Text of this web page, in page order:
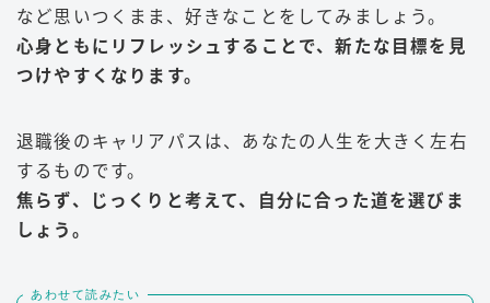
など思いつくまま、好きなことをしてみましょう。
心身ともにリフレッシュすることで、新たな目標を見
つけやすくなります。
退職後のキャリアパスは、あなたの人生を大きく左右
するものです。
焦らず、じっくりと考えて、自分に合った道を選びま
しょう。
あわせて読みたい